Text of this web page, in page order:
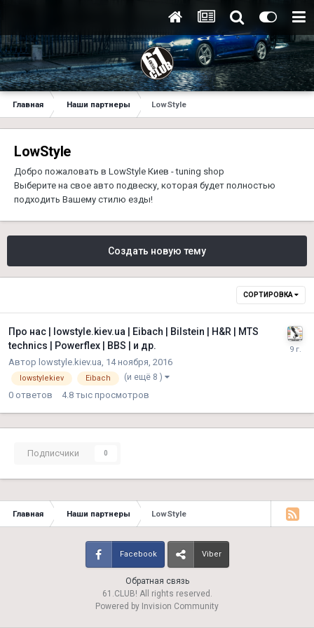
Главная Наши партнеры LowStyle
LowStyle
Добро пожаловать в LowStyle Киев - tuning shop
Выберите на свое авто подвеску, которая будет полностью
подходить Вашему стилю езды!
Создать новую тему
СОРТИРОВКА
Про нас | lowstyle.kiev.ua | Eibach | Bilstein | H&R | MTS
technics | Powerflex | BBS | и др.
Автор lowstyle.kiev.ua 14 ноября, 2016
lowstylekiev Eibach (и ещё 8 )
0 ответов 4.8 тыс просмотров
Подписчики 0
Главная Наши партнеры LowStyle
Обратная связь
Facebook Viber
61.CLUB! All rights reserved.
Powered by Invision Community